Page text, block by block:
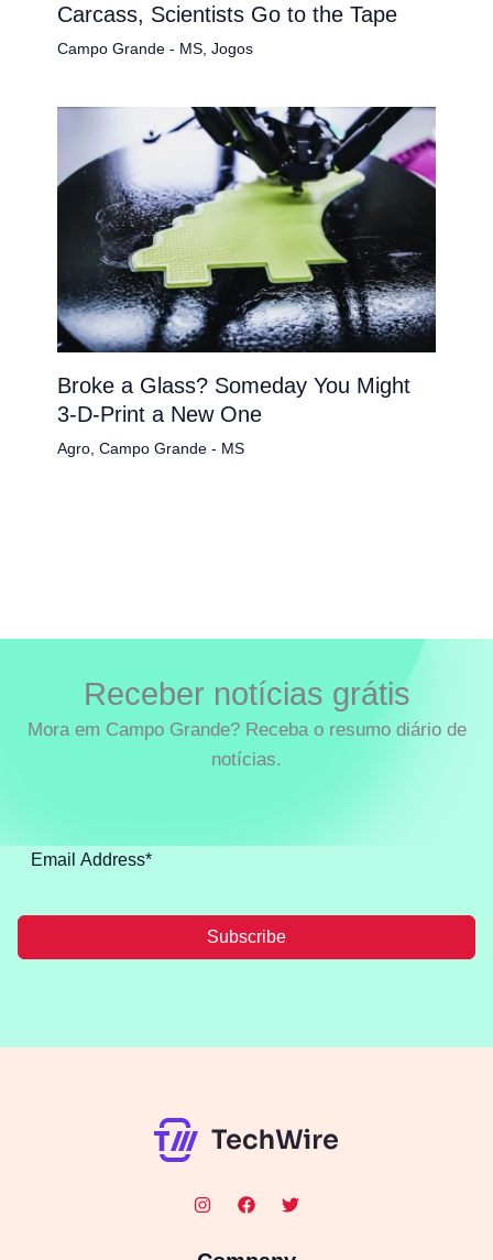
Carcass, Scientists Go to the Tape
Campo Grande - MS, Jogos
Broke a Glass? Someday You Might
3-D-Print a New One
Agro, Campo Grande - MS
Receber notícias grátis
Mora em Campo Grande? Receba o resumo diário de
notícias.
Subscribe